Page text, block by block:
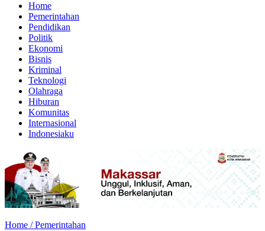
Home
Pemerintahan
Pendidikan
Politik
Ekonomi
Bisnis
Kriminal
Teknologi
Olahraga
Hiburan
Komunitas
Internasional
Indonesiaku
Home /Pemerintahan